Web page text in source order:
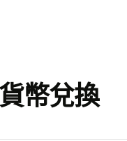
幣兌換